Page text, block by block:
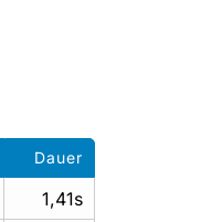
Dauer
1,41s